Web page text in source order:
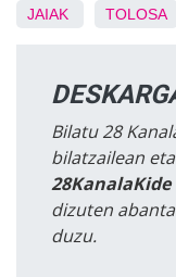
JAIAK TOLOSA
Bilatu 28
bilatzailean
28KanalaKide
dizuten
duzu.